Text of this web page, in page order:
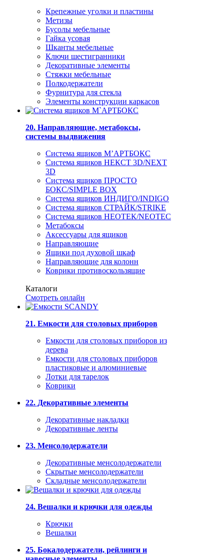
Крепежные уголки и пластины
Метизы
Бусолы мебельные
Гайка усовая
Шканты мебельные
Ключи шестигранники
Декоративные элементы
Стяжки мебельные
Полкодержатели
Фурнитура для стекла
Элементы конструкции каркасов
20. Направляющие, метабоксы,
системы выдвижения
Система ящиков М’АРТБОКС
Система ящиков НЕКСТ 3D/NEXT
3D
Система ящиков ПРОСТО
БОКС/SIMPLE BOX
Система ящиков ИНДИГО/INDIGO
Система ящиков СТРАЙК/STRIKE
Система ящиков НЕОТЕК/NEOTEC
Метабоксы
Аксессуары для ящиков
Направляющие
Ящики под духовой шкаф
Направляющие для колонн
Коврики противоскользящие
Каталоги
Смотреть онлайн
21. Емкости для столовых приборов
Емкости для столовых приборов из
дерева
Емкости для столовых приборов
пластиковые и алюминиевые
Лотки для тарелок
Коврики
22. Декоративные элементы
Декоративные накладки
Декоративные ленты
23. Менсолодержатели
Декоративные менсолодержатели
Скрытые менсолодержатели
Складные менсолодержатели
24. Вешалки и крючки для одежды
Крючки
Вешалки
25. Бокалодержатели, рейлинги и